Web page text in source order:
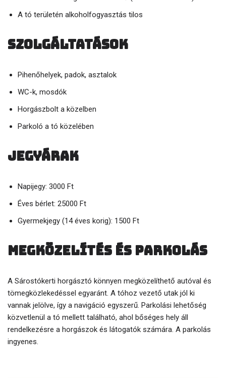
A tó területén alkoholfogyasztás tilos
Szolgáltatások
Pihenőhelyek, padok, asztalok
WC-k, mosdók
Horgászbolt a közelben
Parkoló a tó közelében
Jegyárak
Napijegy: 3000 Ft
Éves bérlet: 25000 Ft
Gyermekjegy (14 éves korig): 1500 Ft
Megközelítés és parkolás
A Sárostókerti horgásztó könnyen megközelíthető autóval és
tömegközlekedéssel egyaránt. A tóhoz vezető utak jól ki
vannak jelölve, így a navigáció egyszerű. Parkolási lehetőség
közvetlenül a tó mellett található, ahol bőséges hely áll
rendelkezésre a horgászok és látogatók számára. A parkolás
ingyenes.